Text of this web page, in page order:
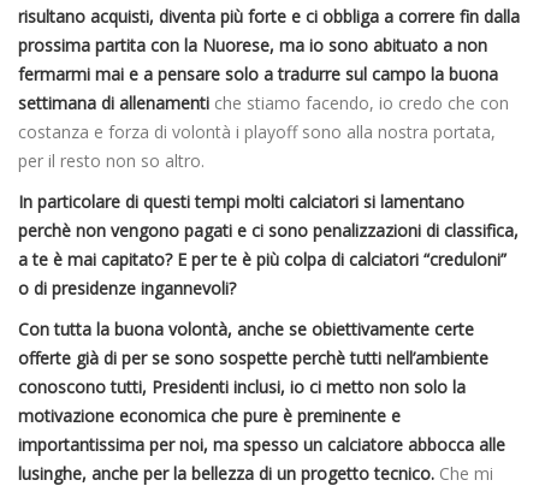
risultano acquisti, diventa più forte e ci obbliga a correre fin dalla
prossima partita con la Nuorese, ma io sono abituato a non
fermarmi mai e a pensare solo a tradurre sul campo la buona
settimana di allenamenti che stiamo facendo, io credo che con
costanza e forza di volontà i playoff sono alla nostra portata,
per il resto non so altro.
In particolare di questi tempi molti calciatori si lamentano
perchè non vengono pagati e ci sono penalizzazioni di classifica,
a te è mai capitato? E per te è più colpa di calciatori “creduloni”
o di presidenze ingannevoli?
Con tutta la buona volontà, anche se obiettivamente certe
offerte già di per se sono sospette perchè tutti nell’ambiente
conoscono tutti, Presidenti inclusi, io ci metto non solo la
motivazione economica che pure è preminente e
importantissima per noi, ma spesso un calciatore abbocca alle
lusinghe, anche per la bellezza di un progetto tecnico. Che mi